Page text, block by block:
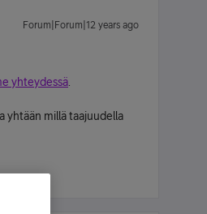
Forum|Forum|12 years ago
yhteydessä
yhtään millä taajuudella